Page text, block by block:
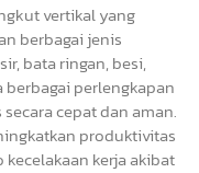
vertikal yang
berbagai jenis
bata ringan, besi,
perlengkapan
cepat dan aman.
produktivitas
kerja akibat